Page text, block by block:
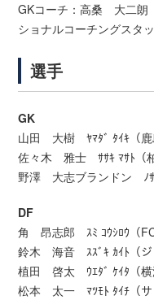
GKコーチ：高桑 大二朗
ショナルコーチングスタッ
選手
GK
山田 大樹 ﾔﾏﾀﾞ ﾀｲｷ（鹿
佐々木 雅士 ｻｻｷ ﾏｻﾄ（柏
野澤 大志ブランドン ﾉｻﾞ
DF
角 昂志郎 ｽﾐ ｺｳｼﾛｳ（FC
鈴木 海音 ｽｽﾞｷ ｶｲﾄ（ジ
植田 啓太 ｳｴﾀﾞ ｹｲﾀ（横
松本 太一 ﾏﾂﾓﾄ ﾀｲﾁ（サ